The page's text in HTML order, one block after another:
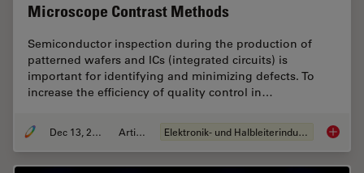
Microscope Contrast Methods
Semiconductor inspection during the production of
patterned wafers and ICs (integrated circuits) is
important for identifying and minimizing defects. To
increase the efficiency of quality control in…
Dec 13, 2023 Artikel Elektronik- und Halbleiterindustrie Rapid